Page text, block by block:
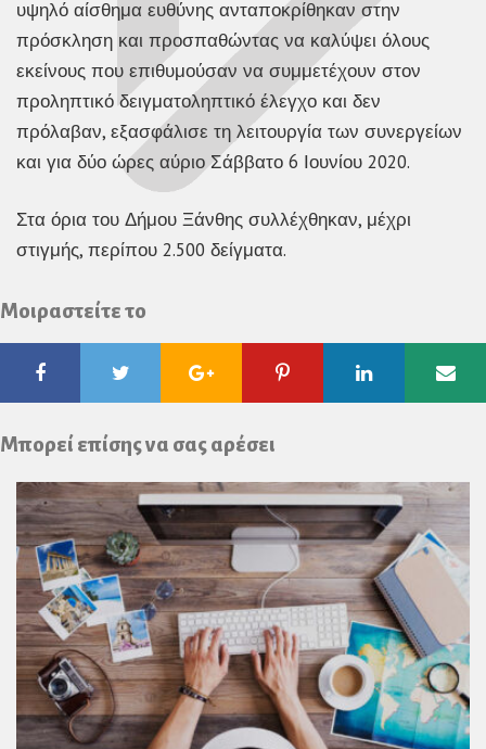
υψηλό αίσθημα ευθύνης ανταποκρίθηκαν στην
πρόσκληση και προσπαθώντας να καλύψει όλους
εκείνους που επιθυμούσαν να συμμετέχουν στον
προληπτικό δειγματοληπτικό έλεγχο και δεν
πρόλαβαν, εξασφάλισε τη λειτουργία των συνεργείων
και για δύο ώρες αύριο Σάββατο 6 Ιουνίου 2020.
Στα όρια του Δήμου Ξάνθης συλλέχθηκαν, μέχρι
στιγμής, περίπου 2.500 δείγματα.
Μοιραστείτε το
FacebookTwitter Google
Plus
Pinterest Linkedin
Μπορεί επίσης να σας αρέσει